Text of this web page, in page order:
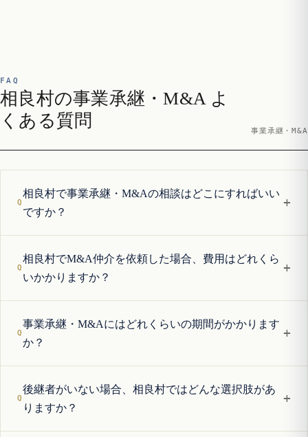
FAQ
相良村の事業承継・M&A よ
くある質問
事業承継・M&A
相良村で事業承継・M&Aの相談はどこにすればいい
ですか？
+
相良村でM&A仲介を依頼した場合、費用はどれくら
いかかりますか？
+
事業承継・M&Aにはどれくらいの期間がかかります
か？
+
後継者がいない場合、相良村ではどんな選択肢があ
りますか？
+